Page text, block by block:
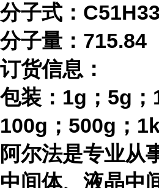
分子式：
分子量： 715.84
订货信息：
包装： 1g；5g；
100g；500g；
阿尔法是专业从
中间体、液晶中